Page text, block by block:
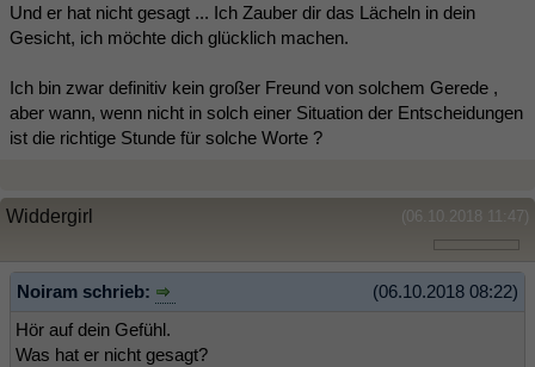
Und er hat nicht gesagt ... Ich Zauber dir das Lächeln in dein
Gesicht, ich möchte dich glücklich machen.
Ich bin zwar definitiv kein großer Freund von solchem Gerede ,
aber wann, wenn nicht in solch einer Situation der Entscheidungen
ist die richtige Stunde für solche Worte ?
(06.10.2018 11:47)
Widdergirl
(06.10.2018 08:22)
Noiram schrieb:
Hör auf dein Gefühl.
Was hat er nicht gesagt?